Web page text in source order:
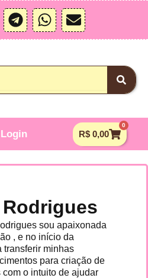
T
e
l
m
W
h
a
p
E
n
v
e
Login R$0,00
0
Rodrigues
sou apaixonada
, e no início da
transferir minhas
para criação de
o intuito de ajudar